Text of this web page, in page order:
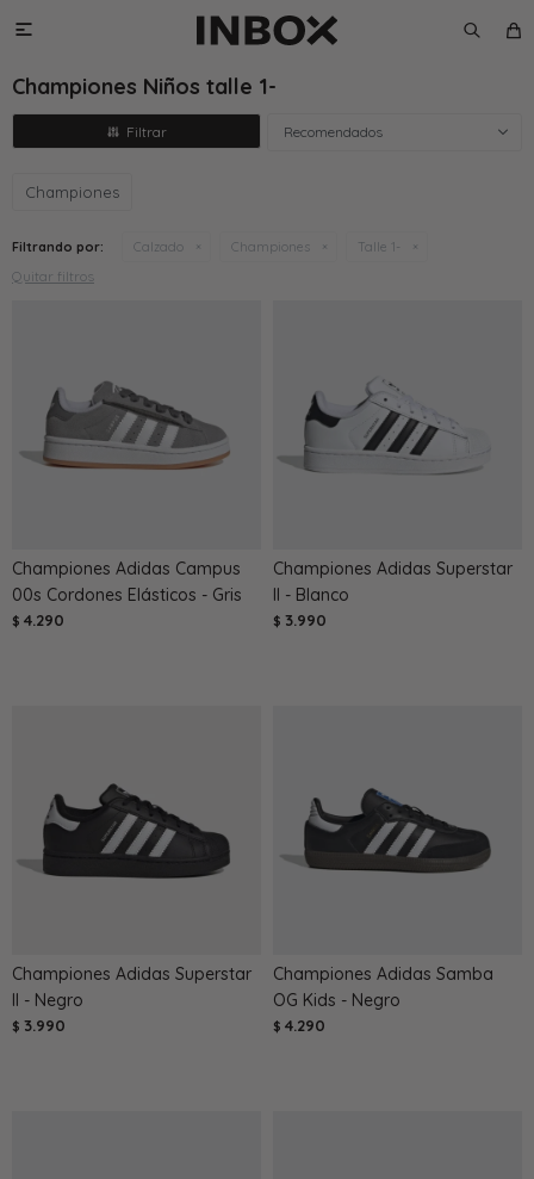

Championes Niños talle 1-
Recomendados
Championes
Filtrando por: Calzado Championes Talle 1-
Quitar filtros
Championes Adidas Campus
00s Cordones Elásticos - Gris
$ 4.290
Championes Adidas Superstar
II - Blanco
$ 3.990
Championes Adidas Superstar
II - Negro
$ 3.990
Championes Adidas Samba
OG Kids - Negro
$ 4.290